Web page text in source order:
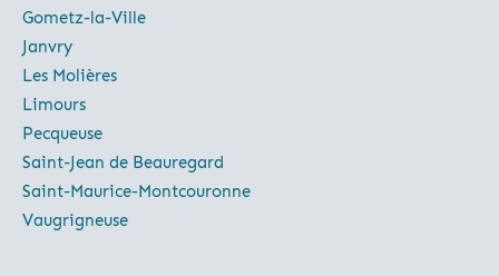
Gometz-la-Ville
Janvry
Les Molières
Limours
Pecqueuse
Saint-Jean de Beauregard
Saint-Maurice-Montcouronne
Vaugrigneuse